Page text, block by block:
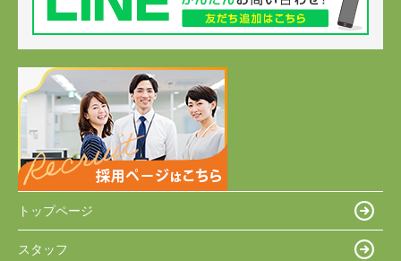
トップページ
スタッフ